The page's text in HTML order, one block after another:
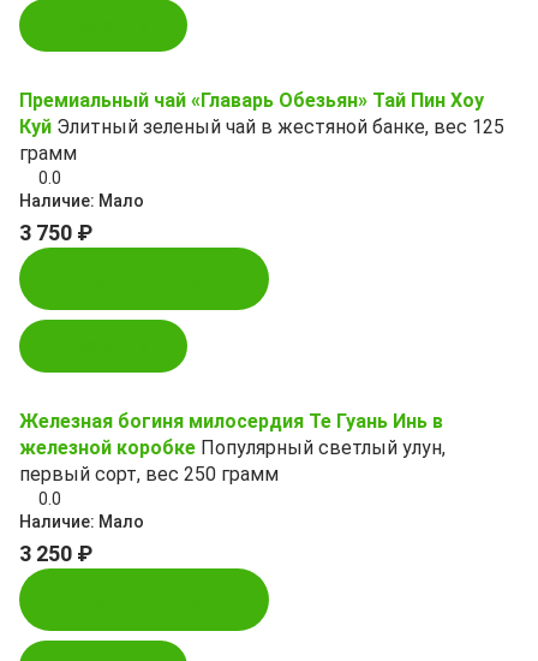
Премиальный чай «Главарь Обезьян» Тай Пин Хоу
Куй Элитный зеленый чай в жестяной банке, вес 125
грамм
0.0
Наличие: Мало
3 750 ₽
Железная богиня милосердия Те Гуань Инь в
железной коробке Популярный светлый улун,
первый сорт, вес 250 грамм
0.0
Наличие: Мало
3 250 ₽